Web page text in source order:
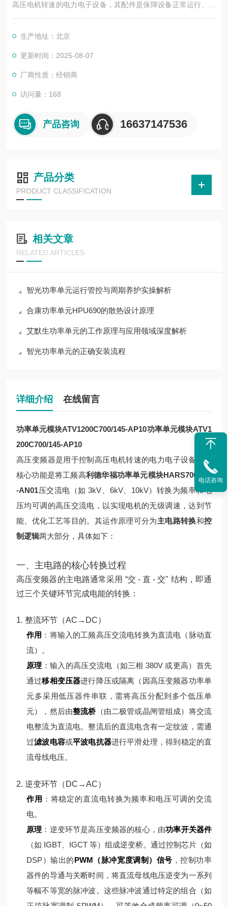
高压电机转速的电力电子设备，其配件是保障设备正常运行、实
现功能扩展及维护维修的重要组成部分。这些配件种类繁多，涵
生产地址：北京
更新时间：2025-08-07
厂商性质：经销商
访问量：168
产品咨询 16637147536
产品分类
PRODUCT CLASSIFICATION
相关文章
RELATED ARTICLES
智光功率单元运行管控与周期养护实操解析
合康功率单元HPU690的散热设计原理
艾默生功率单元的工作原理与应用领域深度解析
智光功率单元的正确安装流程
详细介绍 在线留言
功率单元模块ATV1200C700/145-AP10功率单元模块ATV1
200C700/145-AP10
高压变频器是用于控制高压电机转速的电力电子设备，其
核心功能是将工频高利德华福功率单元模块HARS700/240
-AN01压交流电（如 3kV、6kV、10kV）转换为频率和电
压均可调的高压交流电，以实现电机的无级调速，达到节
能、优化工艺等目的。其运作原理可分为主电路转换和控
制逻辑两大部分，具体如下：
一、主电路的核心转换过程
高压变频器的主电路通常采用 “交 - 直 - 交" 结构，即通
过三个关键环节完成电能的转换：
1. 整流环节（AC→DC）
作用 ：将输入的工频高压交流电转换为直流电（脉动直
流）。
原理 ： 输入的高压交流电（如三相 380V 或更高）首先
通过移相变压器进行降压或隔离（因高压变频器功率单
元多采用低压器件串联，需将高压分配到多个低压单
元），然后由整流桥（由二极管或晶闸管组成）将交流
电整流为直流电。整流后的直流电含有一定纹波，需通
过滤波电容或平波电抗器进行平滑处理，得到稳定的直
流母线电压。
2. 逆变环节（DC→AC）
作用 ：将稳定的直流电转换为频率和电压可调的交流
电。
原理 ： 逆变环节是高压变频器的核心，由功率开关器件
（如 IGBT、IGCT 等）组成逆变桥。通过控制芯片（如
DSP）输出的PWM（脉冲宽度调制）信号 ，控制功率
器件的导通与关断时间，将直流母线电压逆变为一系列
等幅不等宽的脉冲波。 这些脉冲波通过特定的组合（如
电话咨询